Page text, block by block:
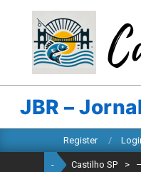
content
CASTILHO
SP
JBR –
Navigation
Register
- Castilho SP > –